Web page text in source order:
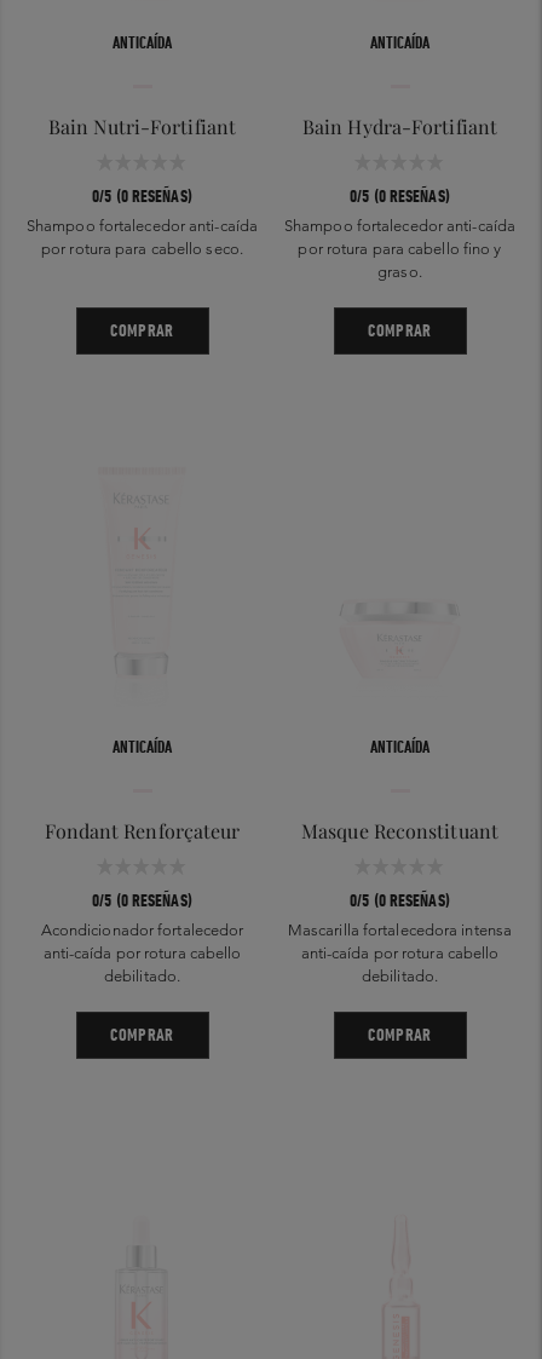
ANTICAÍDA
Bain Nutri-Fortifiant
0/5 (0 RESEÑAS)
Shampoo fortalecedor anti-caída
por rotura para cabello seco.
COMPRAR
ANTICAÍDA
Bain Hydra-Fortifiant
0/5 (0 RESEÑAS)
Shampoo fortalecedor anti-caída
por rotura para cabello fino y
graso.
COMPRAR
ANTICAÍDA
Fondant Renforçateur
0/5 (0 RESEÑAS)
Acondicionador fortalecedor
anti-caída por rotura cabello
debilitado.
COMPRAR
ANTICAÍDA
Masque Reconstituant
0/5 (0 RESEÑAS)
Mascarilla fortalecedora intensa
anti-caída por rotura cabello
debilitado.
COMPRAR